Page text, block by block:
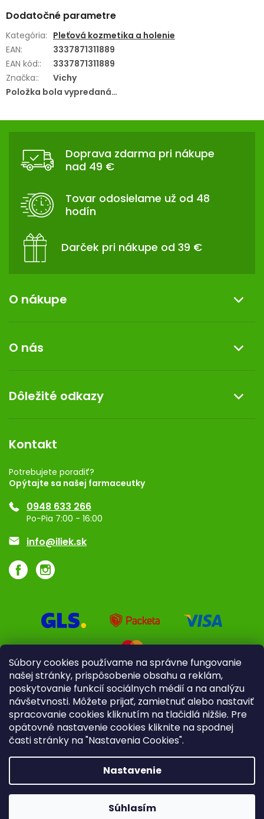
Súbory cookies používame na správne fungovanie
našej stránky, prispôsobenie obsahu a reklám,
poskytovanie funkcií sociálnych médií a na analýzu
návšetvnosti. Môžete prijať, zamietnuť alebo nastaviť
spracovanie cookies kliknutím na tlačidlá nižšie. Pre
opätovné nastavenie cookies kliknite na spodnej
časti stránky na "Nastavenia Cookies".
Nastavenie
Súhlasím
Dodatočné parametre
Kategória: Pleťová kozmetika a holenie
EAN:
3337871311889
EAN kód::
3337871311889
Značka::
Vichy
Položka bola vypredaná…
Z
Doprava zdarma pri nákupe
nad 49 €
Tovar odosielame už od 48
hodín
Darček pri nákupe od 39 €
O nákupe
Reklamácia a vrátenie tovaru
Doprava a platba
Darček k nákupu
O nás
Kontakt
Dermocentrum
Dôležité odkazy
Rozhodnutie na prevádzku
Registrácia
Ponuka pre firmy
Značky
Kontakt
Potrebujete poradiť?
Opýtajte sa našej farmaceutky
0948 633 266
Po-Pia 7:00 - 16:00
info@iliek.sk
Pre firmy Poradenstvo
iliek.sk. Všetky práva vyhradené.
nastavenie cookies